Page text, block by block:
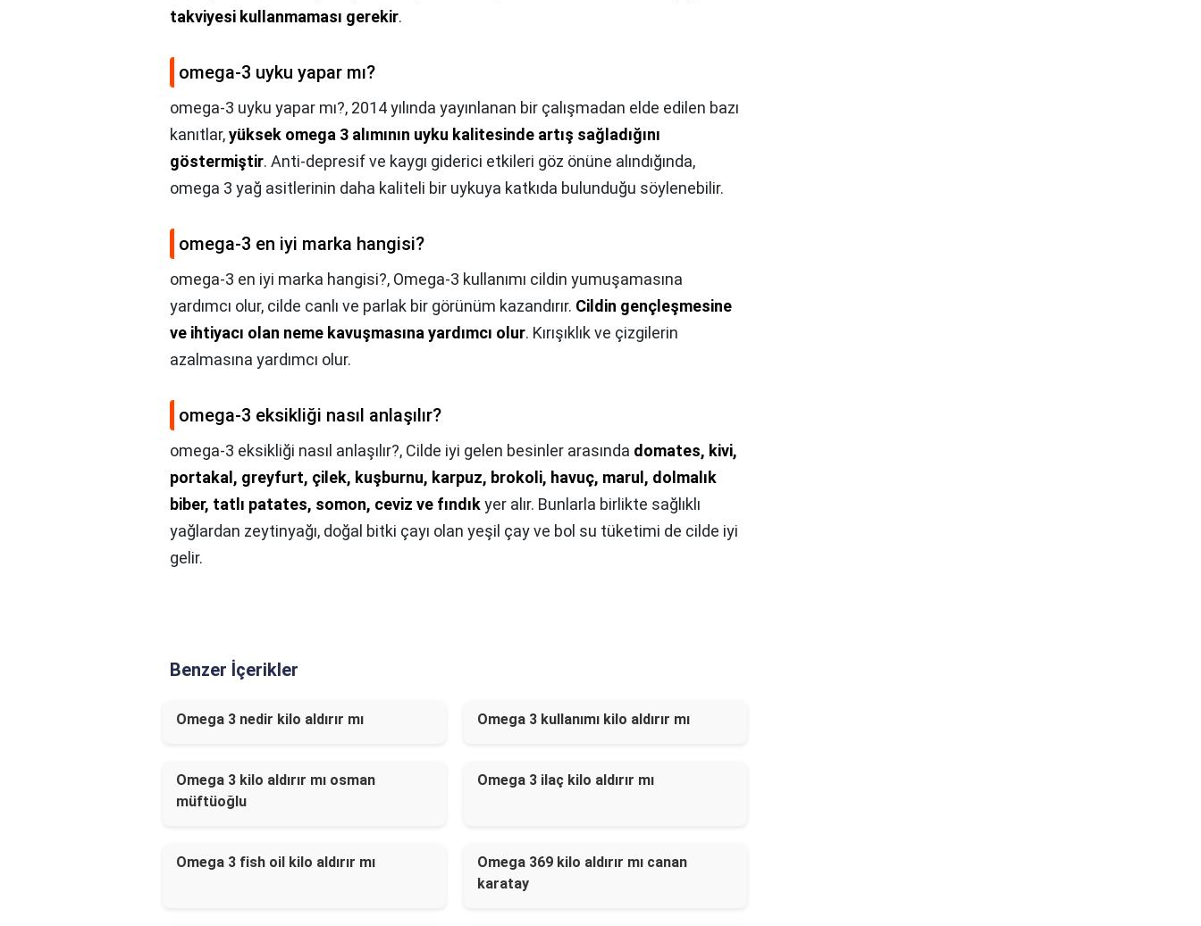
takviyesi kullanmaması gerekir.
omega-3 uyku yapar mı?
omega-3 uyku yapar mı?, 2014 yılında yayınlanan bir çalışmadan elde edilen bazı
kanıtlar,yüksek omega 3 alımının uyku kalitesinde artış sağladığını
göstermiştir. Anti-depresif ve kaygı giderici etkileri göz önüne alındığında,
omega 3 yağ asitlerinin daha kaliteli bir uykuya katkıda bulunduğu söylenebilir.
omega-3 en iyi marka hangisi?
omega-3 en iyi marka hangisi?, Omega-3 kullanımı cildin yumuşamasına
yardımcı olur, cilde canlı ve parlak bir görünüm kazandırır. Cildin gençleşmesine
ve ihtiyacı olan neme kavuşmasına yardımcı olur. Kırışıklık ve çizgilerin
azalmasına yardımcı olur.
omega-3 eksikliği nasıl anlaşılır?
omega-3 eksikliği nasıl anlaşılır?, Cilde iyi gelen besinler arasında domates, kivi,
portakal, greyfurt, çilek, kuşburnu, karpuz, brokoli, havuç, marul, dolmalık
biber, tatlı patates, somon, ceviz ve fındıkyer alır. Bunlarla birlikte sağlıklı
yağlardan zeytinyağı, doğal bitki çayı olan yeşil çay ve bol su tüketimi de cilde iyi
gelir.
Benzer İçerikler
Omega 3 nedir kilo aldırır mı Omega 3 kullanımı kilo aldırır mı
Omega 3 kilo aldırır mı osman
müftüoğlu
Omega 3 ilaç kilo aldırır mı
Omega 3 fish oil kilo aldırır mı
Omega 369 kilo aldırır mı canan
karatay